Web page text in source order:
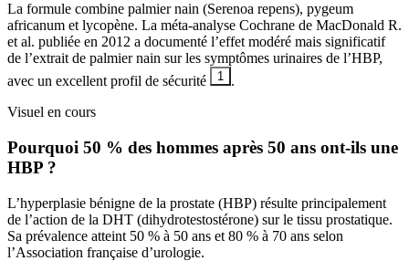
La formule combine palmier nain (Serenoa repens), pygeum
africanum et lycopène. La méta-analyse Cochrane de MacDonald R.
et al. publiée en 2012 a documenté l’effet modéré mais significatif
de l’extrait de palmier nain sur les symptômes urinaires de l’HBP,
avec un excellent profil de sécurité
1 .
Visuel en cours
Pourquoi 50 % des hommes après 50 ans ont-ils une
HBP ?
L’hyperplasie bénigne de la prostate (HBP) résulte principalement
de l’action de la DHT (dihydrotestostérone) sur le tissu prostatique.
Sa prévalence atteint 50 % à 50 ans et 80 % à 70 ans selon
l’Association française d’urologie.